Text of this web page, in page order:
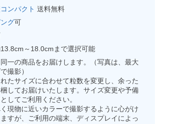
ンパクト 送料無料
グ可
～18.0cmまで選択可能
一の商品をお届けします。（写真は、最大
撮影）
たサイズに合わせて粒数を変更し、余った
してお届けいたします。サイズ変更や予備
してご利用ください。
現物に近いカラーで撮影するように心がけ
すが、ご利用の端末、ディスプレイによっ